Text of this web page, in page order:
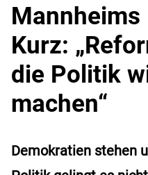
Mannheims
Kurz:
die Politik
machen“
Demokratien stehen